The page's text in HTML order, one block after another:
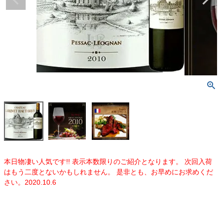
本日物凄い人気です!! 表示本数限りのご紹介となります。 次回入荷
はもう二度とないかもしれません。 是非とも、お早めにお求めくだ
さい。2020.10.6